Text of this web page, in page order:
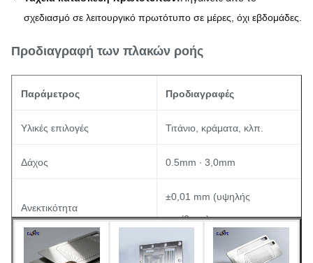
σχεδιασμό σε λειτουργικό πρωτότυπο σε μέρες, όχι εβδομάδες.
Προδιαγραφή των πλακών ροής
Παράμετρος Προδιαγραφές
Υλικές επιλογές Τιτάνιο, κράματα, κλπ.
Δάχος 0.5mm ∙ 3,0mm
Ανεκτικότητα
±0,01 mm (υψηλής
ακρίβειας)
Ηλεκτροβελτιωμένο